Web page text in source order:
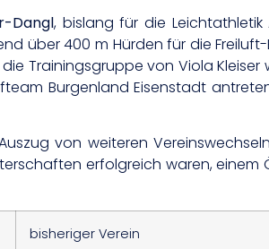
Dangl, bislang für die
über 400 m Hürden für die
Trainingsgruppe von Viola
Burgenland Eisenstadt
von weiteren
erfolgreich waren,
bisheriger Verein